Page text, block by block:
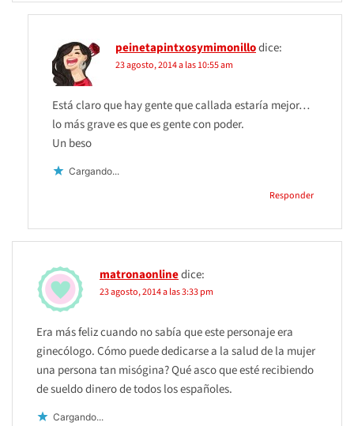
peinetapintxosymimonillodice:
23 agosto, 2014 a las 10:55 am
Está claro que hay gente que callada estaría mejor…
lo más grave es que es gente con poder.
Un beso
Cargando...
Responder
matronaonlinedice:
23 agosto, 2014 a las 3:33 pm
Era más feliz cuando no sabía que este personaje era
ginecólogo. Cómo puede dedicarse a la salud de la mujer
una persona tan misógina? Qué asco que esté recibiendo
de sueldo dinero de todos los españoles.
Cargando...